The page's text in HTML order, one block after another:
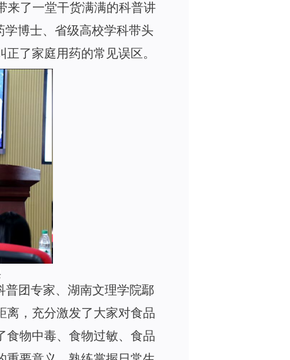
来了一堂干货满满的科普讲
博士、省级高校学科带头
了家庭用药的常见误区。
普团专家、湖南文理学院鄢
离，充分激发了大家对食品
食物中毒、食物过敏、食品